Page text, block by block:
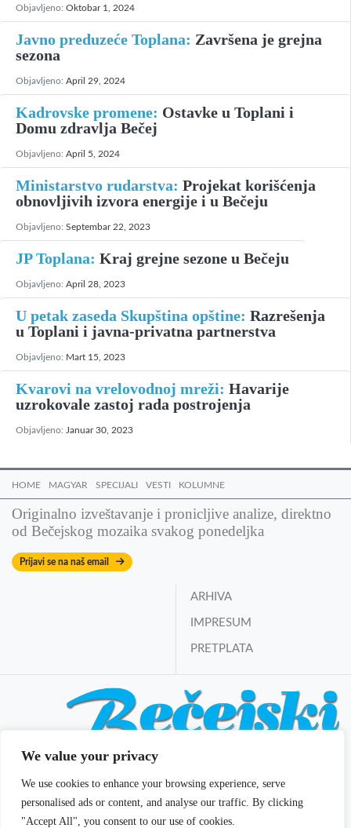
We value your privacy
We use cookies to enhance your browsing experience, serve
personalised ads or content, and analyse our traffic. By clicking
"Accept All", you consent to our use of cookies.
Objavljeno: Oktobar 1, 2024
Javno preduzeće Toplana: Završena je grejna
sezona
Objavljeno: April 29, 2024
Kadrovske promene: Ostavke u Toplani i
Domu zdravlja Bečej
Objavljeno: April 5, 2024
Ministarstvo rudarstva: Projekat korišćenja
obnovljivih izvora energije i u Bečeju
Objavljeno: Septembar 22, 2023
JP Toplana: Kraj grejne sezone u Bečeju
Objavljeno: April 28, 2023
U petak zaseda Skupština opštine: Razrešenja
u Toplani i javna-privatna partnerstva
Objavljeno: Mart 15, 2023
Kvarovi na vrelovodnoj mreži: Havarije
uzrokovale zastoj rada postrojenja
Objavljeno: Januar 30, 2023
HOME MAGYAR SPECIJALI VESTI KOLUMNE
Originalno izveštavanje i pronicljive analize, direktno
od Bečejskog mozaika svakog ponedeljka
Prijavi se na naš email
ARHIVA
IMPRESUM
PRETPLATA
Izdavač i osnivač:Mozaik DOO Bečej
E-mail: redakcija@becejski-mozaik.co.rs